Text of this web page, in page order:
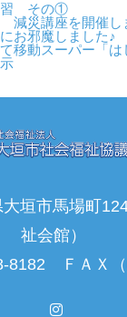
習 その①
災講座を開催し
お邪魔しました♪
移動スーパー「は
垣市馬場町
祉会館）
8182 ＦＡＸ